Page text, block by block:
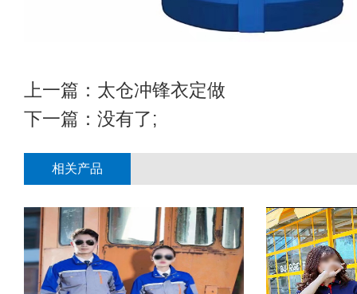
上一篇： 太仓冲锋衣定做
下一篇：没有了;
相关产品